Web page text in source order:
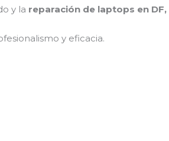
y la reparación de laptops en DF,
y eficacia.